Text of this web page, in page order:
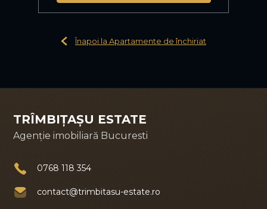
Înapoi la Apartamente de închiriat
TRÎMBIȚAȘU ESTATE
Agenție imobiliară Bucuresti
0768 118 354
contact@trimbitasu-estate.ro